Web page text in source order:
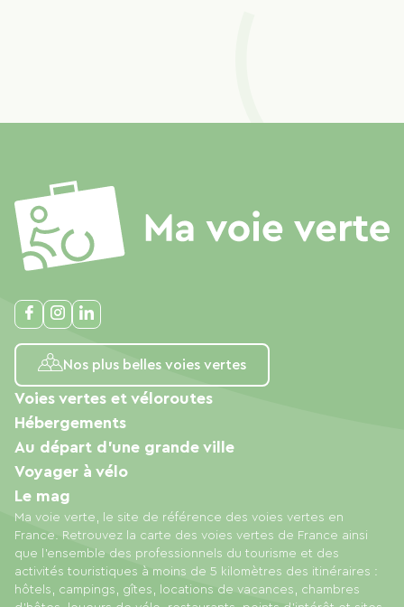
Nos plus belles voies vertes
Ma voie verte, le site de référence des voies vertes en
France. Retrouvez la carte des voies vertes de France ainsi
que l'ensemble des professionnels du tourisme et des
activités touristiques à moins de 5 kilomètres des itinéraires :
hôtels, campings, gîtes, locations de vacances, chambres
Voies vertes et véloroutes
Hébergements
Au départ d'une grande ville
Voyager à vélo
Le mag